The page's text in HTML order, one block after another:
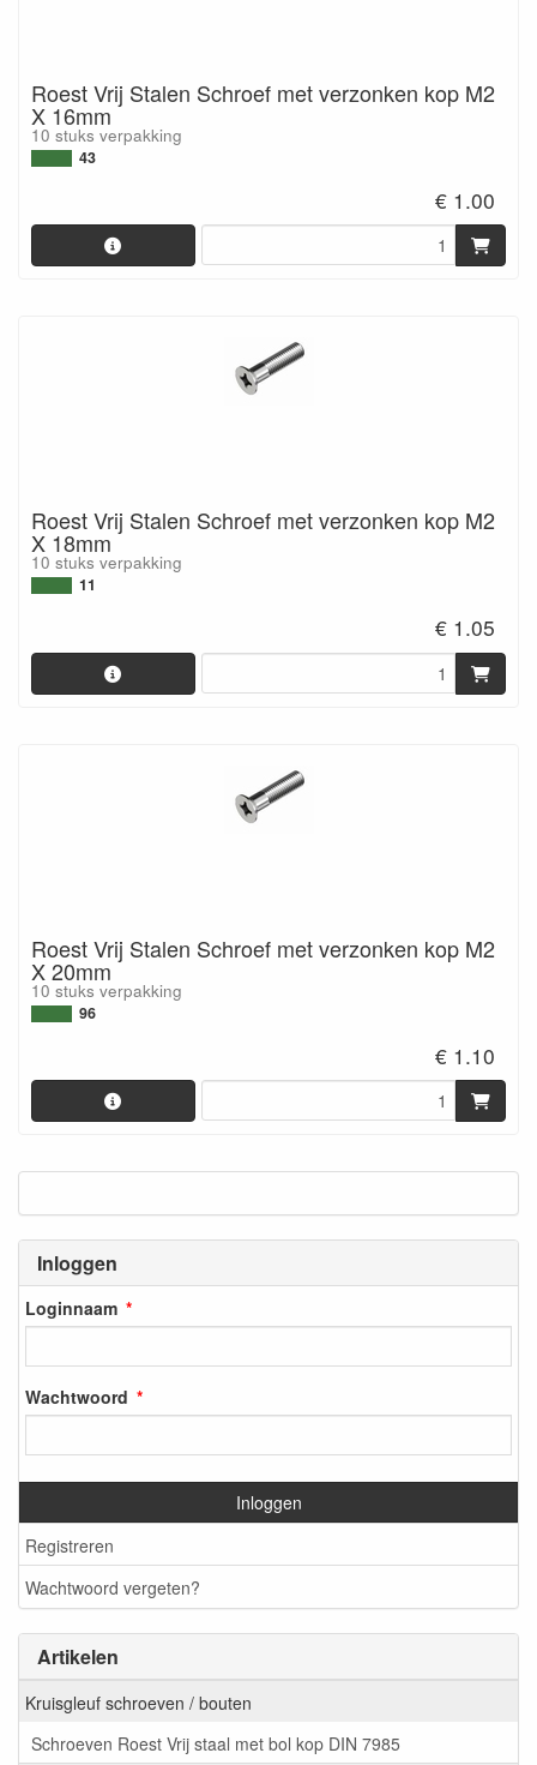
Inloggen
Loginnaam
Wachtwoord
Inloggen
Registreren
Wachtwoord vergeten?
Artikelen
Kruisgleuf schroeven / bouten
Schroeven Roest Vrij staal met bol kop DIN 7985
Roest Vrij Stalen Schroef met verzonken kop M2
X 16mm
10 stuks verpakking
43
€ 1.00
Roest Vrij Stalen Schroef met verzonken kop M2
X 18mm
10 stuks verpakking
11
€ 1.05
Roest Vrij Stalen Schroef met verzonken kop M2
X 20mm
10 stuks verpakking
96
€ 1.10